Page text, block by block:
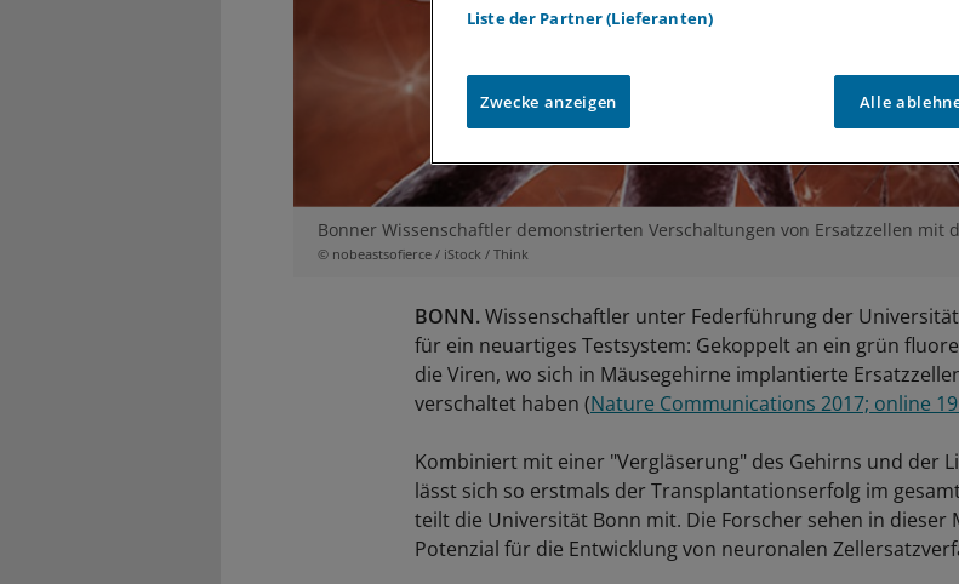
Bonner Wissenschaftler demonstrierten Verschaltungen von Ersatzzellen mit
© nobeastsofierce / iStock / Think
BONN.Wissenschaftler unter Federführung der
für ein neuartiges Testsystem: Gekoppelt an ein grün
die Viren, wo sich in Mäusegehirne implantierte
verschaltet haben (Nature Communications 2017; online
Kombiniert mit einer "Vergläserung" des Gehirns und der
lässt sich so erstmals der Transplantationserfolg im
teilt die Universität Bonn mit. Die Forscher sehen in dieser
Potenzial für die Entwicklung von neuronalen
Liste der Partner (Lieferanten)
Zwecke anzeigen Alle